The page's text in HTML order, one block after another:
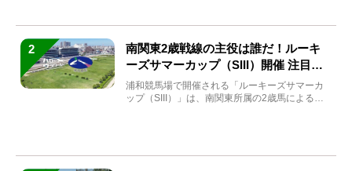
2
南関東2歳戦線の主役は誰だ！ルーキ
ーズサマーカップ（SIII）開催 注目馬
と見どころをチェック
浦和競馬場で開催される「ルーキーズサマーカ
ップ（SIII）」は、南関東所属の2歳馬による注